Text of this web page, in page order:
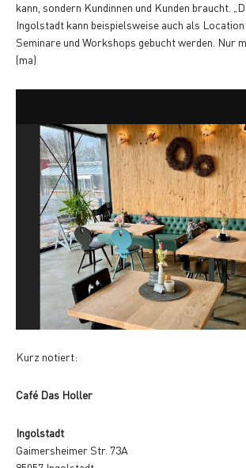
kann, sondern Kundinnen und Kunden braucht.
Ingolstadt kann beispielsweise auch als
Seminare und Workshops gebucht werden. Nur
(ma)
Kurz notiert:
Café Das Holler
Ingolstadt
Gaimersheimer Str. 73A